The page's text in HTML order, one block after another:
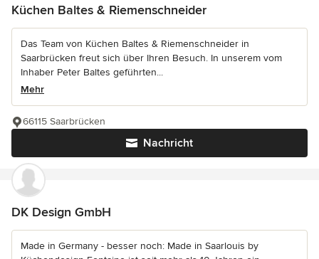
Küchen Baltes & Riemenschneider
Das Team von Küchen Baltes & Riemenschneider in
Saarbrücken freut sich über Ihren Besuch. In unserem vom
Inhaber Peter Baltes geführten...
Mehr
Nachricht
66115 Saarbrücken
DK Design GmbH
Made in Germany - besser noch: Made in Saarlouis by